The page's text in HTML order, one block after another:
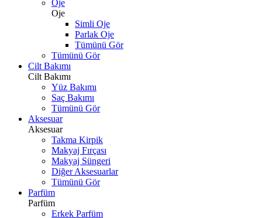
Oje
Oje
Simli Oje
Parlak Oje
Tümünü Gör
Tümünü Gör
Cilt Bakımı
Cilt Bakımı
Yüz Bakımı
Saç Bakımı
Tümünü Gör
Aksesuar
Aksesuar
Takma Kirpik
Makyaj Fırçası
Makyaj Süngeri
Diğer Aksesuarlar
Tümünü Gör
Parfüm
Parfüm
Erkek Parfüm